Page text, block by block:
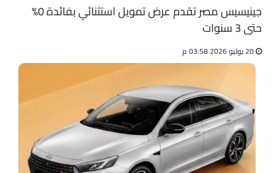
جينيسيس مصر تقدم عرض تمويل استثنائي بفائدة 0%
حتى 3 سنوات